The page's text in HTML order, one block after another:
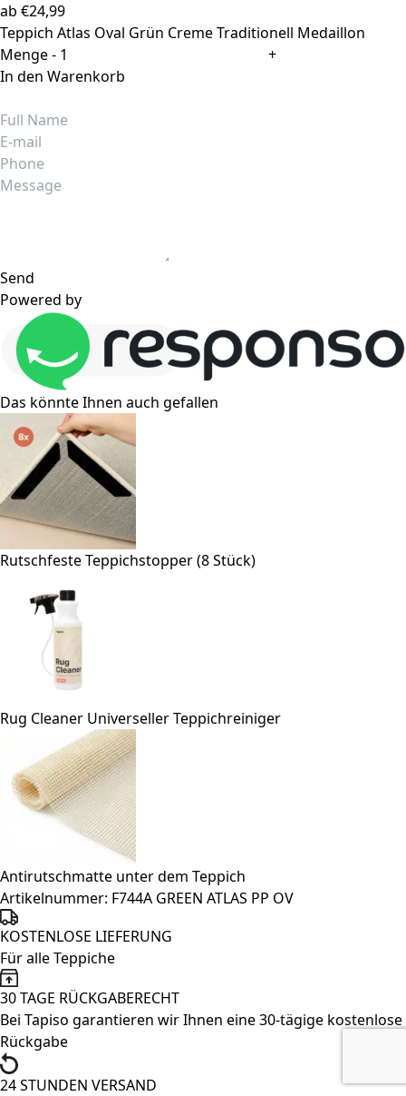
ab €24,99
Teppich Atlas Oval Grün Creme Traditionell Medaillon
Menge-
+
In den Warenkorb
Send
Powered by
Das könnte Ihnen auch gefallen
Rutschfeste Teppichstopper (8 Stück)
Rug Cleaner Universeller Teppichreiniger
Antirutschmatte unter dem Teppich
Artikelnummer: F744A GREEN ATLAS PP OV
KOSTENLOSE LIEFERUNG
Für alle Teppiche
30 TAGE RÜCKGABERECHT
Bei Tapiso garantieren wir Ihnen eine 30-tägige kostenlose
Rückgabe
24 STUNDEN VERSAND